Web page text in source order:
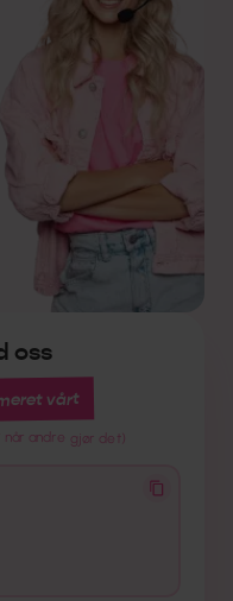
oss
vårt
andre gjør det)